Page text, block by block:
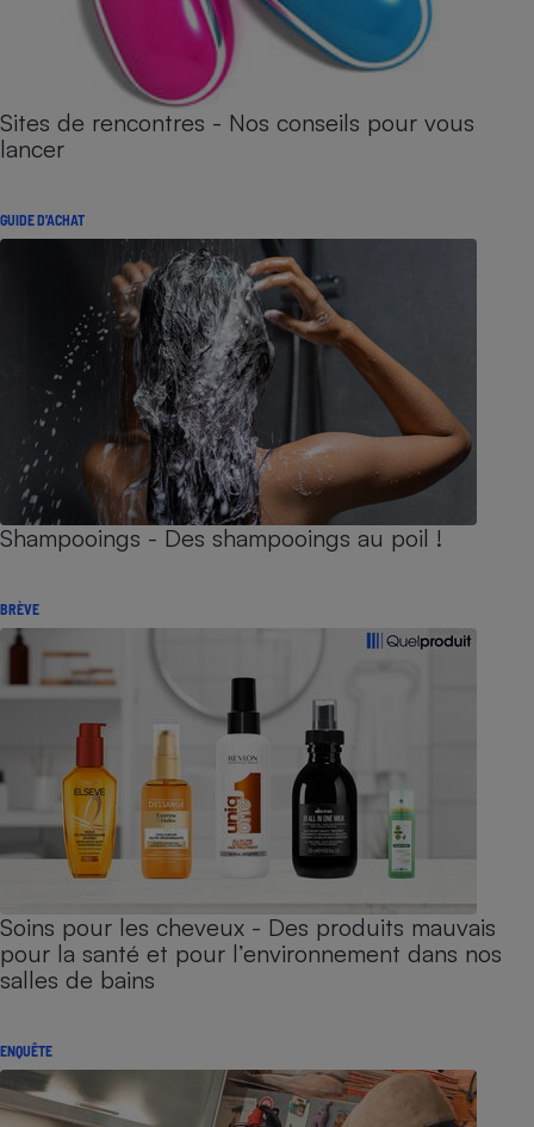
Sites de rencontres - Nos conseils pour vous
lancer
GUIDE D'ACHAT
Shampooings - Des shampooings au poil !
BRÈVE
Soins pour les cheveux - Des produits mauvais
pour la santé et pour l’environnement dans nos
salles de bains
ENQUÊTE